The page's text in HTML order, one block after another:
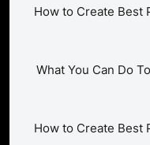
How to Create Best
What You Can Do
How to Create Best